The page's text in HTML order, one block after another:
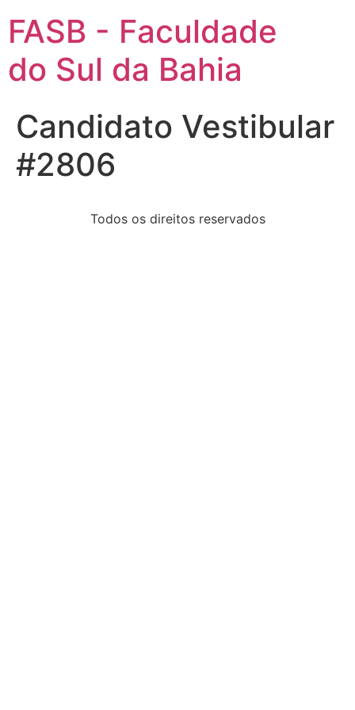
FASB - Faculdade
do Sul da Bahia
Candidato Vestibular
#2806
Todos os direitos reservados